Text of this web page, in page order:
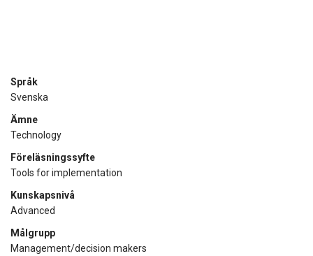
Språk
Svenska
Ämne
Technology
Föreläsningssyfte
Tools for implementation
Kunskapsnivå
Advanced
Målgrupp
Management/decision makers